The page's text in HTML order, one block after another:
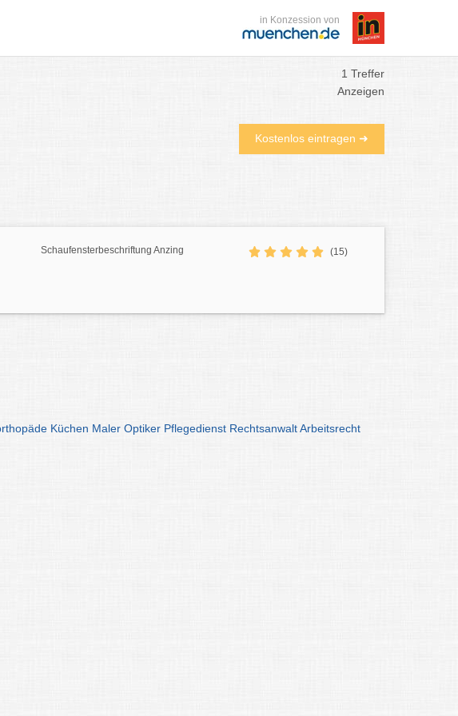
in Konzession von
1 Treffer
Anzeigen
Kostenlos eintragen ➜
Schaufensterbeschriftung Anzing (15)
Küchen Maler Optiker Pflegedienst RechtsanwaltArbeitsrecht